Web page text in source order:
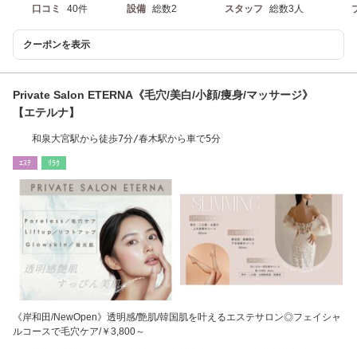
口コミ 40件 設備 総数2 スタッフ 総数3人
クーポンを表示
Private Salon ETERNA《毛穴/美白/小顔/痩身/マッサージ》
【エテルナ】
和泉大宮駅から徒歩7分/春木駅から車で5分
ｴｽﾃ ﾘﾗｸ
《岸和田/NewOpen》透明感/艶肌/韓国肌を叶えるエステサロン◎フェイシャ
ルコースで毛穴ケア/￥3,800～